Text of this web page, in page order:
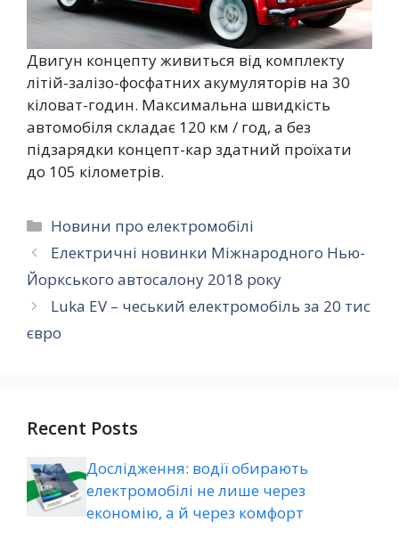
Двигун концепту живиться від комплекту
літій-залізо-фосфатних акумуляторів на 30
кіловат-годин. Максимальна швидкість
автомобіля складає 120 км / год, а без
підзарядки концепт-кар здатний проїхати
до 105 кілометрів.
Категорії
Новини про електромобілі
Електричні новинки Міжнародного Нью-
Йоркського автосалону 2018 року
Luka EV – чеський електромобіль за 20 тис
євро
Recent Posts
Дослідження: водії обирають
електромобілі не лише через
економію, а й через комфорт